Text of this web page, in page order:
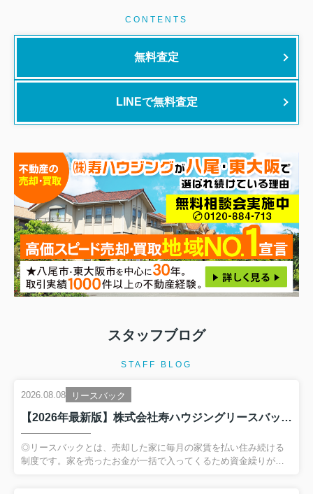
CONTENTS
無料査定
LINEで無料査定
スタッフブログ
STAFF BLOG
2026.08.08 リースバック
【2026年最新版】株式会社寿ハウジングリースバック高価買取中！八尾市、東大阪市地域限定！
◎リースバックとは、売却した家に毎月の家賃を払い住み続ける
制度です。家を売ったお金が一括で入ってくるため資金繰りが楽